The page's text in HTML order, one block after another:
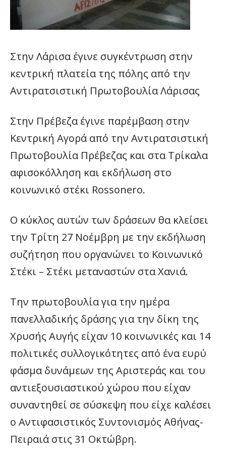
Στην Λάρισα έγινε συγκέντρωση στην
κεντρική πλατεία της πόλης από την
Αντιρατσιστική Πρωτοβουλία Λάρισας
Στην Πρέβεζα έγινε παρέμβαση στην
Κεντρική Αγορά από την Αντιρατσιστική
Πρωτοβουλία Πρέβεζας και στα Τρίκαλα
αφισοκόλληση και εκδήλωση στο
κοινωνικό στέκι Rossonero.
Ο κύκλος αυτών των δράσεων θα κλείσει
την Τρίτη 27 Νοέμβρη με την εκδήλωση
συζήτηση που οργανώνει το Κοινωνικό
Στέκι – Στέκι μεταναστών στα Χανιά.
Την πρωτοβουλία για την ημέρα
πανελλαδικής δράσης για την δίκη της
Χρυσής Αυγής είχαν 10 κοινωνικές και 14
πολιτικές συλλογικότητες από ένα ευρύ
φάσμα δυνάμεων της Αριστεράς και του
αντιεξουσιαστικού χώρου που είχαν
συναντηθεί σε σύσκεψη που είχε καλέσει
ο Αντιφασιστικός Συντονισμός Αθήνας-
Πειραιά στις 31 Οκτώβρη.